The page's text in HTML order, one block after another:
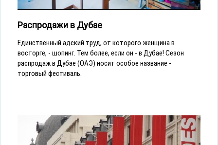
Распродажи в Дубае
Единственный адский труд, от которого женщина в
восторге, - шопинг. Тем более, если он - в Дубае! Сезон
распродаж в Дубае (ОАЭ) носит особое название -
торговый фестиваль.